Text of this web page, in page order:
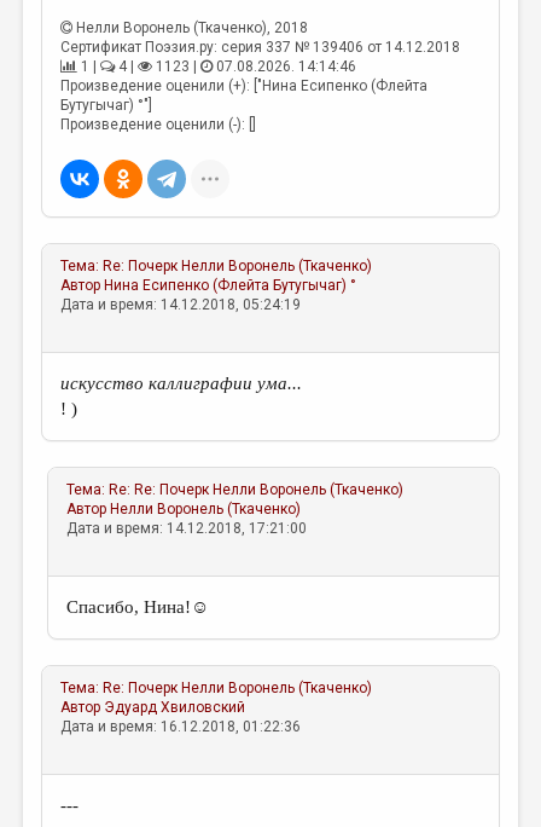
ЭССЕИСТИКА
ЛИТЕРАТУРОВЕДЕНИЕ
КУЛЬТУРОВЕДЕНИЕ
ПУБЛИЦИСТИКА
РЕЦЕНЗИРОВАНИЕ
ЦИКЛЫ ПУБЛИКАЦИЙ
ТРЕДИАКОВСКИЙ
ВКОНТАКТЕ
Нелли Воронель (Ткаченко), 2018
Сертификат Поэзия.ру: серия 337 № 139406 от 14.12.2018
1 |
4 | 1123 |
07.08.2026. 14:14:46
Произведение оценили (+): ["Нина Есипенко (Флейта
Бутугычаг) °"]
Произведение оценили (-): []
Тема: Re: Почерк Нелли Воронель (Ткаченко)
Автор Нина Есипенко (Флейта Бутугычаг) °
Дата и время: 14.12.2018, 05:24:19
искусство каллиграфии ума...
! )
Тема: Re: Re: Почерк Нелли Воронель (Ткаченко)
Автор Нелли Воронель (Ткаченко)
Дата и время: 14.12.2018, 17:21:00
Спасибо, Нина!☺
Тема: Re: Почерк Нелли Воронель (Ткаченко)
Автор Эдуард Хвиловский
Дата и время: 16.12.2018, 01:22:36
---